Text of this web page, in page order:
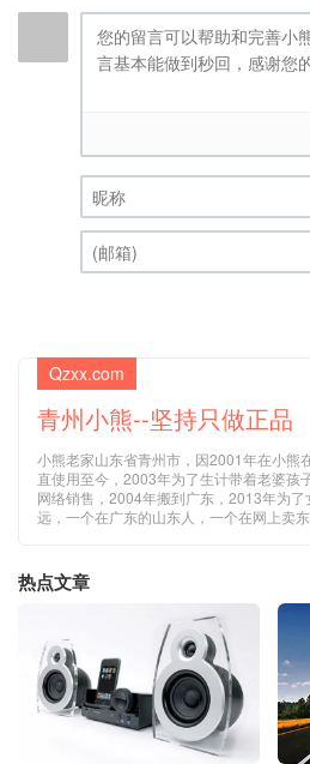
昵称 (必填)
Qzxx.com
青州小熊--坚持只做正品
小熊老家山东省青州市，因2001年在小熊
直使用至今，2003年为了生计带着老婆孩
网络销售，2004年搬到广东，2013年为
远，一个在广东的山东人，一个在网上卖
热点文章